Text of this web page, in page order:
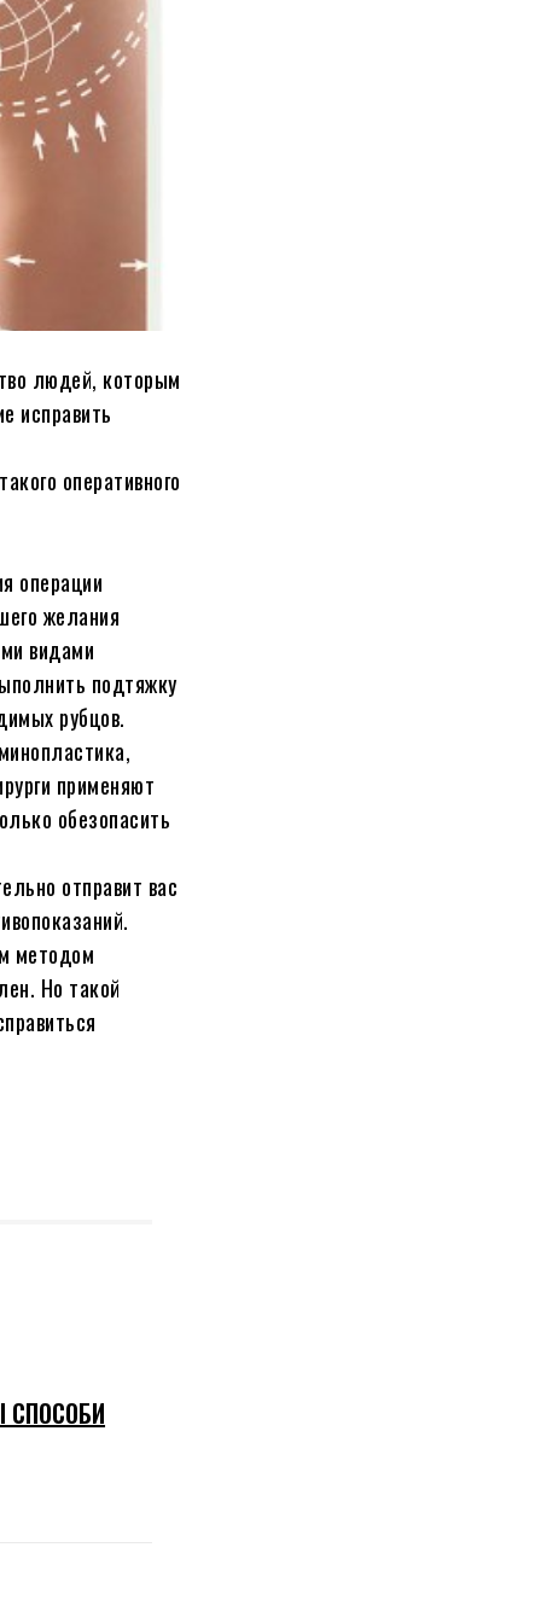
людей, которым
исправить
оперативного
операции
желания
видами
подтяжку
рубцов.
применяют
обезопасить
отправит вас
методом
Но такой
СПОСОБИ